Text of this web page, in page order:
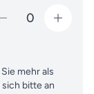
0
mehr als
bitte an